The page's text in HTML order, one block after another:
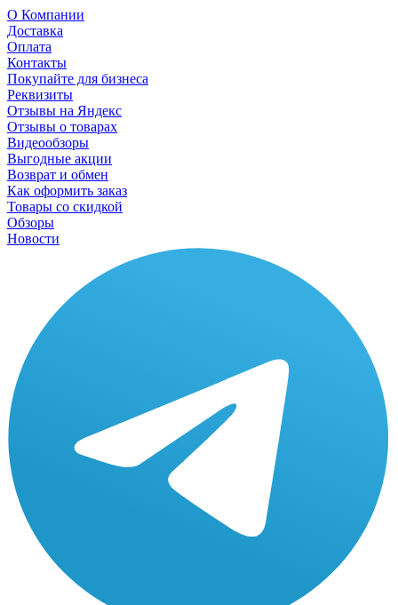
О Компании
Доставка
Оплата
Контакты
Покупайте для бизнеса
Реквизиты
Отзывы на Яндекс
Отзывы о товарах
Видеообзоры
Выгодные акции
Возврат и обмен
Как оформить заказ
Товары со скидкой
Обзоры
Новости